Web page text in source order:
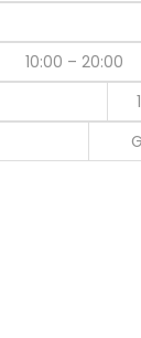
10:00 – 20:00